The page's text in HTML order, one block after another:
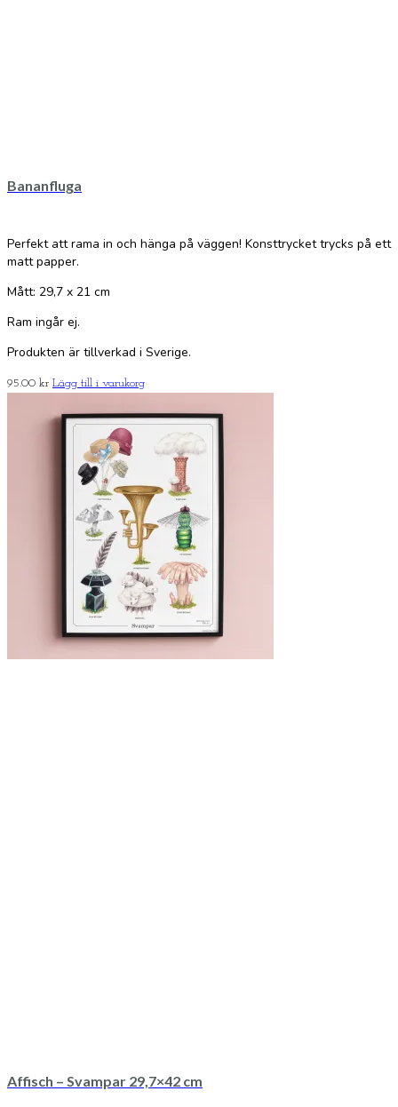
Bananfluga
Perfekt att rama in och hänga på väggen! Konsttrycket trycks på ett
matt papper.
Mått: 29,7 x 21 cm
Ram ingår ej.
Produkten är tillverkad i Sverige.
95.00 kr Lägg till i varukorg
Affisch – Svampar 29,7×42 cm